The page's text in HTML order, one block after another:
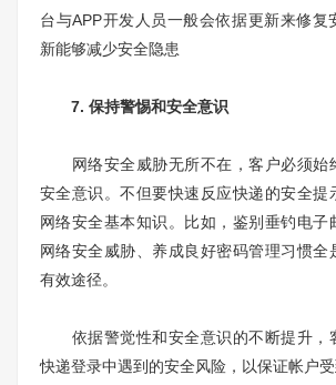
台与APP开发人员一般会依据更新来修复
新能够减少安全隐患
7. 保持警惕和安全意识
网络安全威胁无所不在，客户必须始
安全意识。不但要快速反应快递的安全提
网络安全基本知识。比如，鉴别垂钓电子
网络安全威胁、养成良好密码管理习惯全
有效途径。
依据警觉性和安全意识的不断提升，
快递登录中遇到的安全风险，以保证帐户受